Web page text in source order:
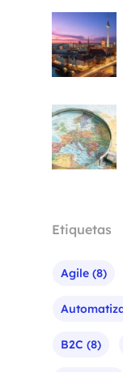
Etiquetas
Agile (8)
B2C (8)